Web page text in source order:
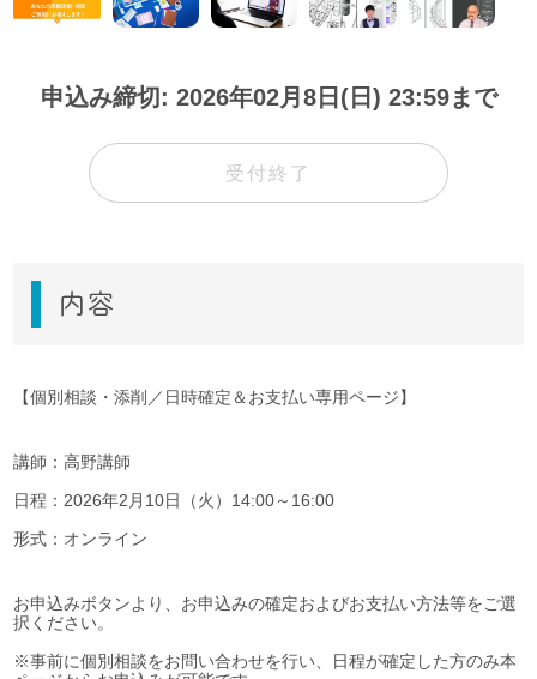
申込み締切: 2026年02月8日(日) 23:59まで
受付終了
内容
【個別相談・添削／日時確定＆お支払い専用ページ】
講師：高野講師
日程：2026年2月10日（火）14:00～16:00
形式：オンライン
お申込みボタンより、お申込みの確定およびお支払い方法等をご選
択ください。
※事前に個別相談をお問い合わせを行い、日程が確定した方のみ本